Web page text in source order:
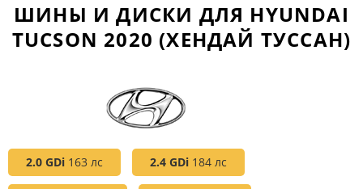
ШИНЫ И ДИСКИ ДЛЯ HYUNDAI
TUCSON 2020 (ХЕНДАЙ ТУССАН)
2.0 GDi 163 лс 2.4 GDi 184 лс